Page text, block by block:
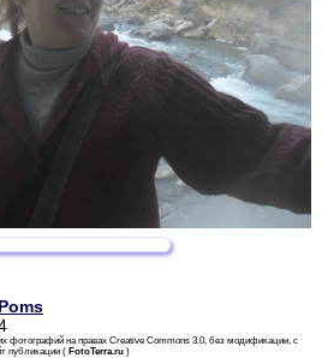
фотографий на правах Creative Commons 3.0, без модификации, с
публикации ( FotoTerra.ru )